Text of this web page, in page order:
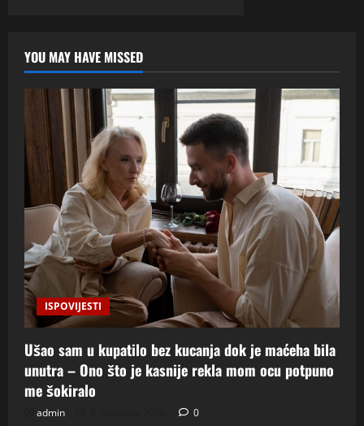
YOU MAY HAVE MISSED
ISPOVIJESTI
Ušao sam u kupatilo bez kucanja dok je maćeha bila
unutra – Ono što je kasnije rekla mom ocu potpuno
me šokiralo
admin 0